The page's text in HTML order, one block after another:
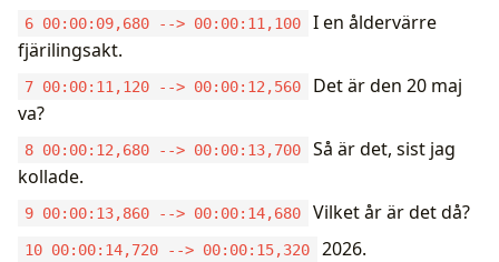
6 00:00:09,680 --> 00:00:11,100
I en åldervärre
fjärilingsakt.
7 00:00:11,120 --> 00:00:12,560
Det är den 20 maj
va?
8 00:00:12,680 --> 00:00:13,700
Så är det, sist jag
kollade.
9 00:00:13,860 --> 00:00:14,680 Vilket år är det då?
10 00:00:14,720 --> 00:00:15,320 2026.